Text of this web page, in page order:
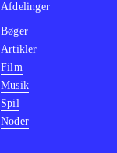
Afdelinger
Bøger
Artikler
Film
Musik
Spil
Noder